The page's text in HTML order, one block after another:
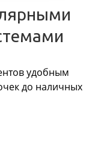
удобным
до наличных